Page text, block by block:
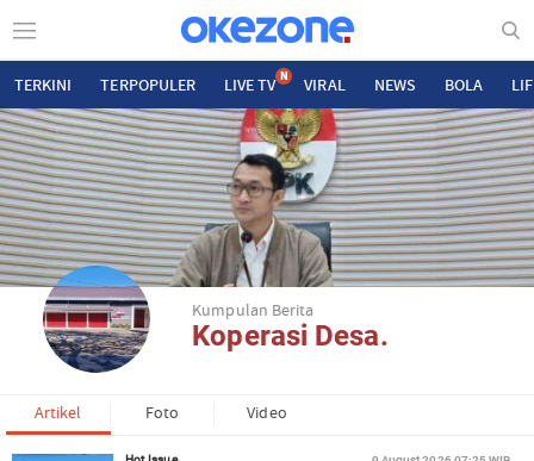
TERKINI TERPOPULER LIVE TV N VIRAL NEWS BOLA
Kumpulan Berita
Koperasi Desa.
Artikel Foto Video